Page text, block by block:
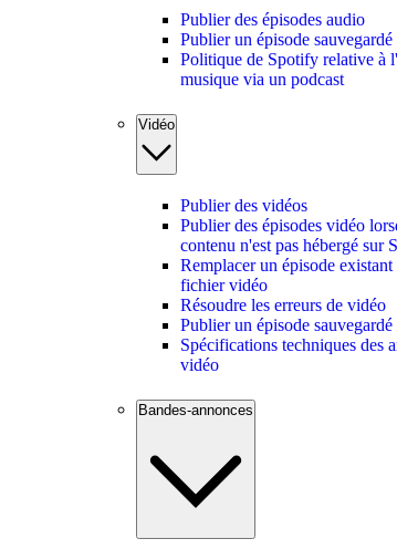
Publier des épisodes audio
Publier un épisode sauvegardé
Politique de Spotify relative à
musique via un podcast
Vidéo
Publier des vidéos
Publier des épisodes vidéo
contenu n'est pas hébergé sur
Remplacer un épisode existant
fichier vidéo
Résoudre les erreurs de vidéo
Publier un épisode sauvegardé
Spécifications techniques des
vidéo
Bandes-annonces